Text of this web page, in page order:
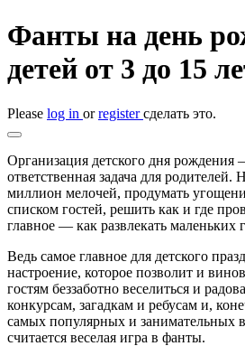
Фанты на день
детей от 3 до 15
Please log in orregisterсделать это.
Организация детского дня рождения
ответственная задача для родителей.
миллион мелочей, продумать
списком гостей, решить как и где
главное — как развлекать маленьких
Ведь самое главное для детского
настроение, которое позволит и
гостям беззаботно веселиться и
конкурсам, загадкам и ребусам и,
самых популярных и занимательных
считается веселая игра в фанты.